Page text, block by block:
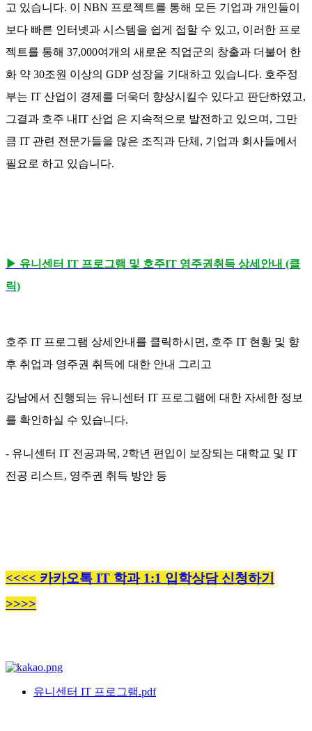
고 있습니다. 이 NBN 프로젝트를 통해 모든 기업과 개인들이
보다 빠른 인터넷과 시스템을 쉽게 접할 수 있고, 이러한 프로
젝트를 통해 37,000여개의 새로운 직업군의 창출과 더불어 한
화 약 30조원 이상의 GDP 성장을 기대하고 있습니다. 호주정
부는 IT 산업이 경제를 더욱더 향상시킬수 있다고 판단하였고,
그결과 호주 내IT 산업 은 지속적으로 발전하고 있으며, 그만
큼 IT 관련 전문가들을 많은 조직과 단체, 기업과 회사들에서
필요로 하고 있습니다.
▶ 유니센터 IT 프로그램 및 호주IT 영주권취득 상세안내 (클
릭)
호주 IT 프로그램 상세안내를 클릭하시면, 호주 IT 현황 및 향
후 취업과 영주권 취득에 대한 안내 그리고
강남에서 진행되는 유니센터 IT 프로그램에 대한 자세한 정보
를 확인하실 수 있습니다.
- 유니센터 IT 전공과목, 2학년 편입이 보장되는 대학교 및 IT
전공 리스트, 영주권 취득 방안 등
<<<< 카카오톡 IT 학과 1:1 입학상담 신청하기
>>>>
유니센터 IT 프로그램.pdf